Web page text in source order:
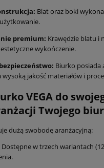
Blat oraz boki
premium: Krawędzie blatu i
wykończenie.
Biurko posiada
jakość materiałów i
VEGA do
Twojego
dużą swobodę aranżacyjną:
Dostępne w trzech wariantach